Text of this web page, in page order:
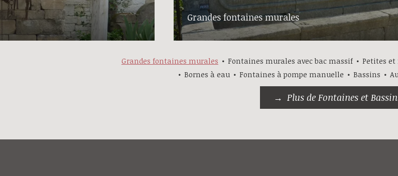
Grandes fontaines murales
Grandes fontaines murales Fontaines murales avec bac massif
Petites
Bornes à eau
Fontaines à pompe manuelle Bassins
Plus de Fontaines et